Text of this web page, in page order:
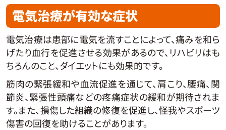
電気治療が有効な症状
電気治療は患部に電気を流すことによって、痛みを和ら
げたり血行を促進させる効果があるので、リハビリはも
ちろんのこと、ダイエットにも効果的です。
筋肉の緊張緩和や血流促進を通じて、肩こり、腰痛、関
節炎、緊張性頭痛などの疼痛症状の緩和が期待されま
す。また、損傷した組織の修復を促進し、怪我やスポーツ
傷害の回復を助けることがあります。